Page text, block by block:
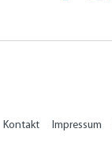
Kontakt Impressum